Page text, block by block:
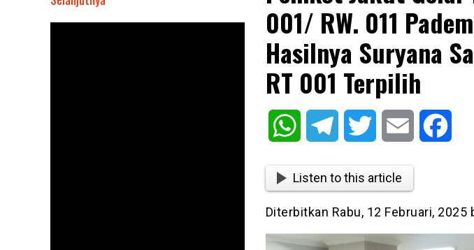
001/ RW. 011
Hasilnya Suryana
RT 001 Terpilih
WhatsAppTelegram Twitter Email
Listen to this article
Diterbitkan Rabu, 12 Februari, 2025